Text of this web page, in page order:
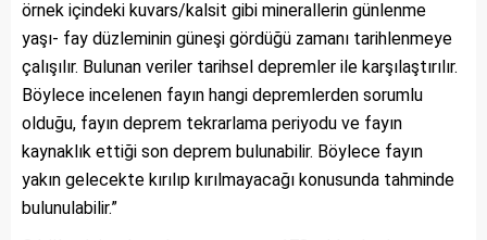
örnek içindeki kuvars/kalsit gibi minerallerin günlenme
yaşı- fay düzleminin güneşi gördüğü zamanı tarihlenmeye
çalışılır. Bulunan veriler tarihsel depremler ile karşılaştırılır.
Böylece incelenen fayın hangi depremlerden sorumlu
olduğu, fayın deprem tekrarlama periyodu ve fayın
kaynaklık ettiği son deprem bulunabilir. Böylece fayın
yakın gelecekte kırılıp kırılmayacağı konusunda tahminde
bulunulabilir.”